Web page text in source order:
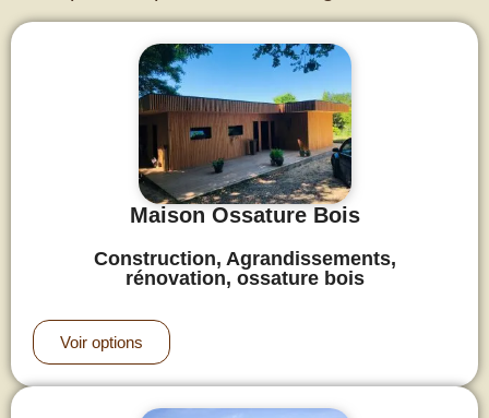
Maison Ossature Bois
Construction, Agrandissements,
rénovation, ossature bois
Voir options